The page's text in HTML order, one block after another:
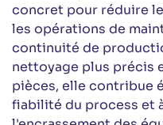
concret pour réduire
les opérations de
continuité de
nettoyage plus précis
pièces, elle contribue
fiabilité du process et